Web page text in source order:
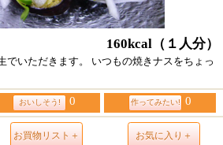
160kcal （１人分）
でいただきます。 いつもの焼きナスをちょっ
おいしそう! 0 作ってみたい! 0
お買物リスト＋ お気に入り＋